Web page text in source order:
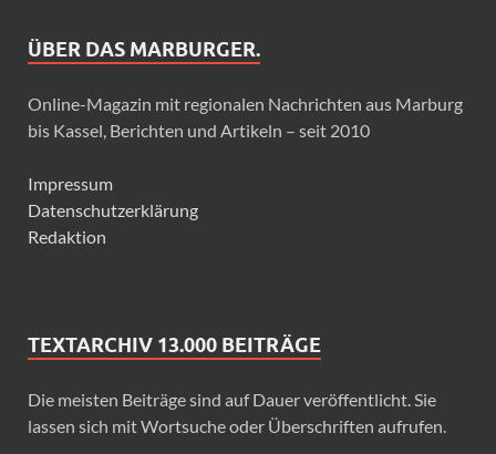
ÜBER DAS MARBURGER.
Online-Magazin mit regionalen Nachrichten aus Marburg
bis Kassel, Berichten und Artikeln – seit 2010
Impressum
Datenschutzerklärung
Redaktion
TEXTARCHIV 13.000 BEITRÄGE
Die meisten Beiträge sind auf Dauer veröffentlicht. Sie
lassen sich mit Wortsuche oder Überschriften aufrufen.